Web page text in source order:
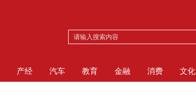
产经 汽车 教育 金融 消费 文化